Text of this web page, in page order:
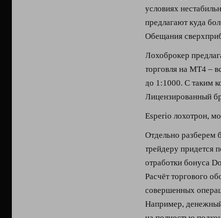
условиях
предлагают куда
Обещания
Лохоброкер
торговля на МТ4 –
до 1:1000. С таким
Лицензированный
Esperio лохотрон,
Отдельно разберем
трейдеру придется
отработки бонуса
Расчёт торгового
совершенных
Например,